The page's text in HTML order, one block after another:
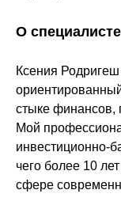
О специалисте
Ксения
стыке финансов,
Мой
инвестиционно-
чего более 10
сфере